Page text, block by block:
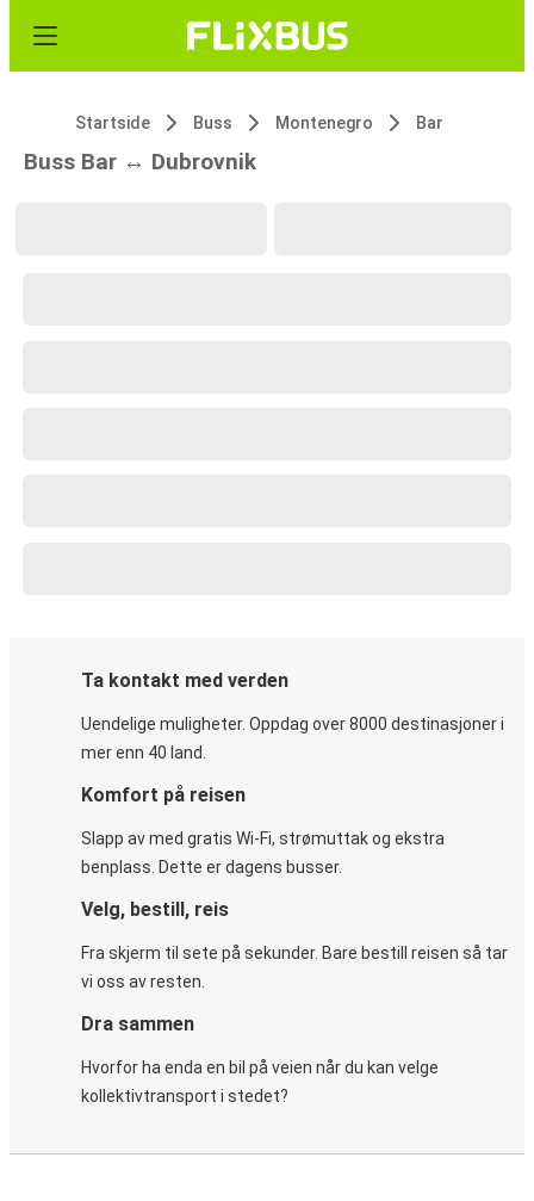
Startside Buss Montenegro Bar
Buss Bar ↔ Dubrovnik
Ta kontakt med verden
Uendelige muligheter. Oppdag over 8000 destinasjoner i
mer enn 40 land.
Komfort på reisen
Slapp av med gratis Wi-Fi, strømuttak og ekstra
benplass. Dette er dagens busser.
Velg, bestill, reis
Fra skjerm til sete på sekunder. Bare bestill reisen så tar
vi oss av resten.
Dra sammen
Hvorfor ha enda en bil på veien når du kan velge
kollektivtransport i stedet?